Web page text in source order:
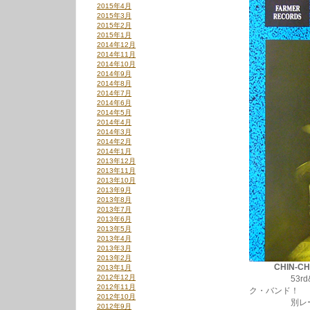
CHIN-
53rd&3rdか
ク・バンド！
別レーベル
2015年4月
2015年3月
2015年2月
2015年1月
2014年12月
2014年11月
2014年10月
2014年9月
2014年8月
2014年7月
2014年6月
2014年5月
2014年4月
2014年3月
2014年2月
2014年1月
2013年12月
2013年11月
2013年10月
2013年9月
2013年8月
2013年7月
2013年6月
2013年5月
2013年4月
2013年3月
2013年2月
2013年1月
2012年12月
2012年11月
2012年10月
2012年9月